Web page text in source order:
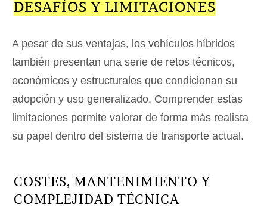
DESAFÍOS Y LIMITACIONES
A pesar de sus ventajas, los vehículos híbridos
también presentan una serie de retos técnicos,
económicos y estructurales que condicionan su
adopción y uso generalizado. Comprender estas
limitaciones permite valorar de forma más realista
su papel dentro del sistema de transporte actual.
COSTES, MANTENIMIENTO Y
COMPLEJIDAD TÉCNICA